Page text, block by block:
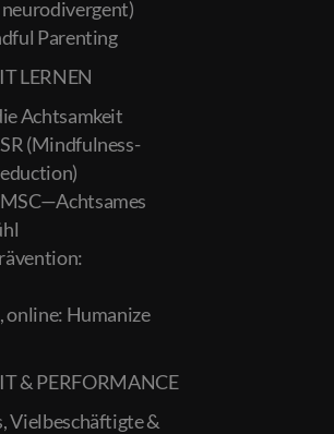
Parenting
LERNEN
Achtsamkeit
(Mindfulness-
online: Humanize
& PERFORMANCE
Vielbeschäftigte &